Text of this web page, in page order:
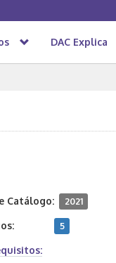
DAC Explica
Catálogo: 2021
5